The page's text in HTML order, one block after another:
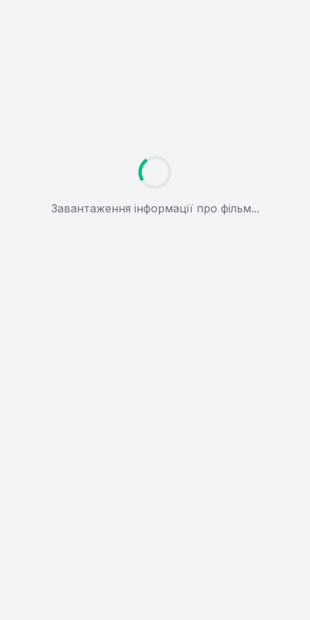
Завантаження інформації про фільм...